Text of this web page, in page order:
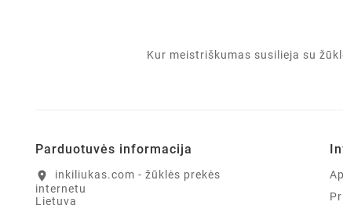
Kur meistriškumas susilieja su
Parduotuvės informacija
location_on
inkiliukas.com - žūklės prekės
internetu
Lietuva